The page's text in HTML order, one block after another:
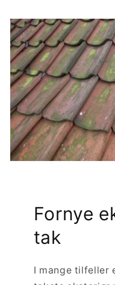
Fornye
tak
I mange tilfeller